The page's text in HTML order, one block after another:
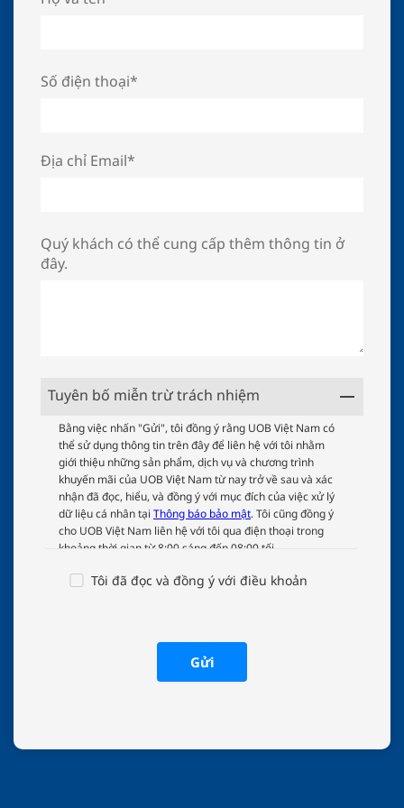
Số điện thoại*
Địa chỉ Email*
Quý khách có thể cung cấp thêm thông tin ở
đây.
Tuyên bố miễn trừ trách nhiệm
UOB
Terms
And
Conditions
Bằng việc nhấn "Gửi", tôi đồng ý rằng UOB Việt Nam có
thể sử dụng thông tin trên đây để liên hệ với tôi nhằm
giới thiệu những sản phẩm, dịch vụ và chương trình
khuyến mãi của UOB Việt Nam từ nay trở về sau và xác
nhận đã đọc, hiểu, và đồng ý với mục đích của việc xử lý
dữ liệu cá nhân tại Thông báo bảo mật. Tôi cũng đồng ý
cho UOB Việt Nam liên hệ với tôi qua điện thoại trong
khoảng thời gian từ 8:00 sáng đến 08:00 tối.
Tôi đã đọc và đồng ý với điều khoản
Gửi